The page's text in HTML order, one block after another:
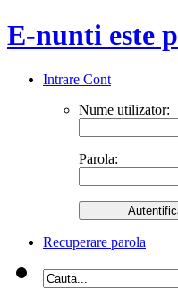
E-nunti este
Intrare Cont
Nume utilizator:
Parola:
Recuperare parola